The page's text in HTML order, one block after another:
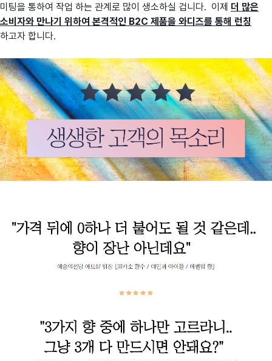
미팅을 통하여 작업 하는 관계로 많이 생소하실 겁니다. 이제 더 많은
소비자와 만나기 위하여 본격적인 B2C 제품을 와디즈를 통해 런칭
하고자 합니다.